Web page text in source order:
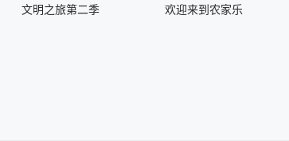
20260428特别加更
文明之旅第二季 欢迎来到农家乐